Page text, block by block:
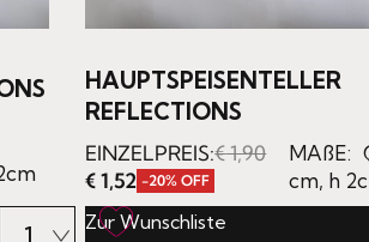
HAUPTSPEISENTELLER
REFLECTIONS
EINZELPREIS:€1,90
€1,52 -20% OFF
MAßE:
cm, h
Zur Wunschliste